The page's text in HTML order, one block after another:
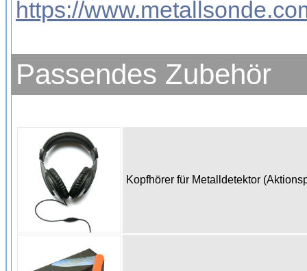
https://
Passendes Zubehör
Kopfhörer für Metalldetektor